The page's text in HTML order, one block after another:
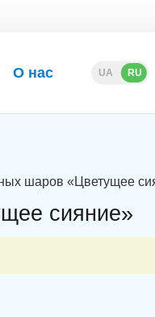
О нас UA RU
шаров «Цветущее
сияние»